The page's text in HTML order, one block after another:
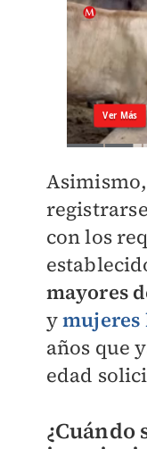
con los
mayores
ymujeres
años que
edad
¿Cuándo